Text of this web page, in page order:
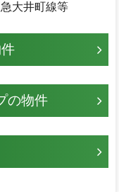
大井町線等
の物件